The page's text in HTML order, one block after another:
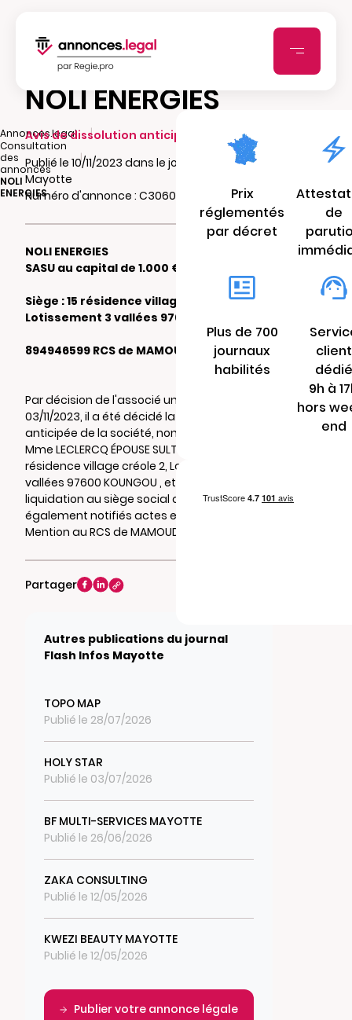
Annonces.legal
|
Consultation
des
annonces
|
NOLI
ENERGIES
NOLI ENERGIES
Avis de dissolution anticipée
Publié le 10/11/2023 dans le journal Flash Infos
Mayotte
Numéro d'annonce : C306000133u4w
NOLI ENERGIES
SASU au capital de 1.000 €
Siège : 15 résidence village créole 2,
Lotissement 3 vallées 97600 KOUNGOU
894946599 RCS de MAMOUDZOU
Par décision de l'associé unique du
03/11/2023, il a été décidé la dissolution
anticipée de la société, nommé liquidateur
Mme LECLERCQ ÉPOUSE SULTAN Mathilde 15
résidence village créole 2, Lotissement 3
vallées 97600 KOUNGOU , et fixé le siège de
liquidation au siège social où seront
également notifiés actes et documents.
Mention au RCS de MAMOUDZOU.
Partager
Autres publications du journal
Flash Infos Mayotte
TOPO MAP
Publié le 28/07/2026
HOLY STAR
Publié le 03/07/2026
BF MULTI-SERVICES MAYOTTE
Publié le 26/06/2026
ZAKA CONSULTING
Publié le 12/05/2026
KWEZI BEAUTY MAYOTTE
Publié le 12/05/2026
Publier votre annonce légale
Prix
réglementés
par décret
de
Plus de 700
journaux
habilités
client
dédié
9h à
hors
end